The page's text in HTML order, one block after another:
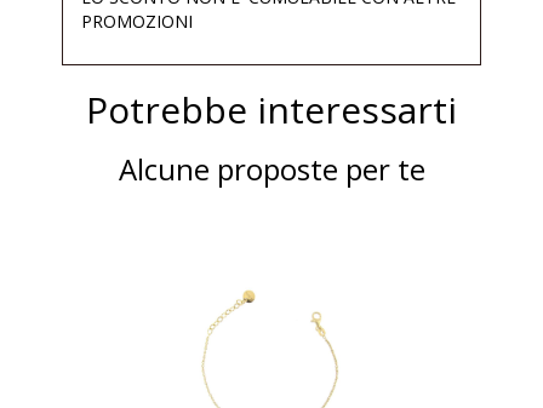
PROMOZIONI
Potrebbe interessarti
Alcune proposte per te